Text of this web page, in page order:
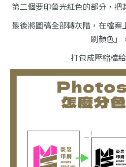
第二個要印螢光紅色的部分，把
最後將圖稿全部轉灰階，在檔
刷顏色」，
打包成壓縮檔